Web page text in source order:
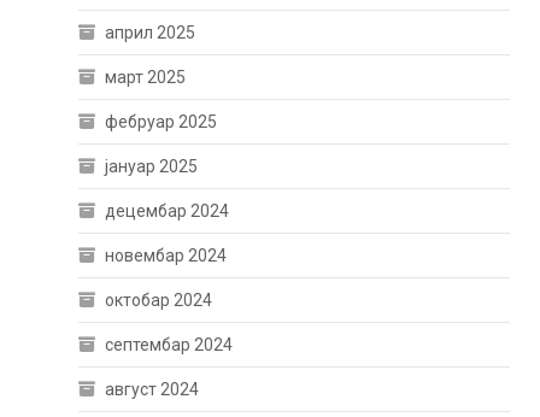
април 2025
март 2025
фебруар 2025
јануар 2025
децембар 2024
новембар 2024
октобар 2024
септембар 2024
август 2024